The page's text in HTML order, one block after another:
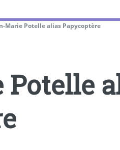
Marie Potelle alias Papycoptère